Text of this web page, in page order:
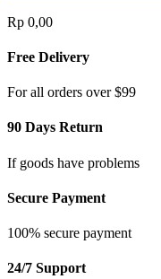
Rp 0,00
Free Delivery
For all orders over $99
90 Days Return
If goods have problems
Secure Payment
100% secure payment
24/7 Support